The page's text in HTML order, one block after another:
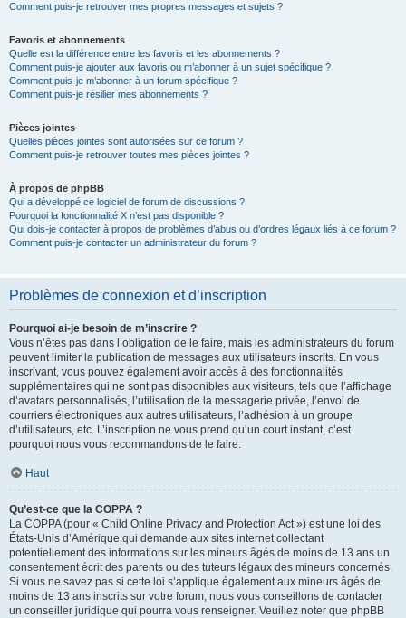
Comment puis-je retrouver mes propres messages et sujets ?
Favoris et abonnements
Quelle est la différence entre les favoris et les abonnements ?
Comment puis-je ajouter aux favoris ou m’abonner à un sujet spécifique ?
Comment puis-je m’abonner à un forum spécifique ?
Comment puis-je résilier mes abonnements ?
Pièces jointes
Quelles pièces jointes sont autorisées sur ce forum ?
Comment puis-je retrouver toutes mes pièces jointes ?
À propos de phpBB
Qui a développé ce logiciel de forum de discussions ?
Pourquoi la fonctionnalité X n’est pas disponible ?
Qui dois-je contacter à propos de problèmes d’abus ou d’ordres légaux liés à ce forum ?
Comment puis-je contacter un administrateur du forum ?
Problèmes de connexion et d’inscription
Pourquoi ai-je besoin de m’inscrire ?
Vous n’êtes pas dans l’obligation de le faire, mais les administrateurs du forum
peuvent limiter la publication de messages aux utilisateurs inscrits. En vous
inscrivant, vous pouvez également avoir accès à des fonctionnalités
supplémentaires qui ne sont pas disponibles aux visiteurs, tels que l’affichage
d’avatars personnalisés, l’utilisation de la messagerie privée, l’envoi de
courriers électroniques aux autres utilisateurs, l’adhésion à un groupe
d’utilisateurs, etc. L’inscription ne vous prend qu’un court instant, c’est
pourquoi nous vous recommandons de le faire.
Haut
Qu’est-ce que la COPPA ?
La COPPA (pour « Child Online Privacy and Protection Act ») est une loi des
États-Unis d’Amérique qui demande aux sites internet collectant
potentiellement des informations sur les mineurs âgés de moins de 13 ans un
consentement écrit des parents ou des tuteurs légaux des mineurs concernés.
Si vous ne savez pas si cette loi s’applique également aux mineurs âgés de
moins de 13 ans inscrits sur votre forum, nous vous conseillons de contacter
un conseiller juridique qui pourra vous renseigner. Veuillez noter que phpBB